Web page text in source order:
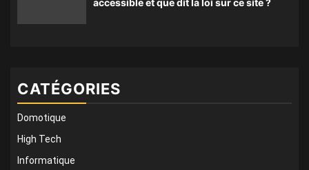
accessible et que dit la loi sur ce site ?
CATÉGORIES
Domotique
High Tech
Informatique